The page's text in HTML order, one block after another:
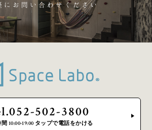
にお問い合わせください
502-3800
10:00-19:00 タップで電話をかける